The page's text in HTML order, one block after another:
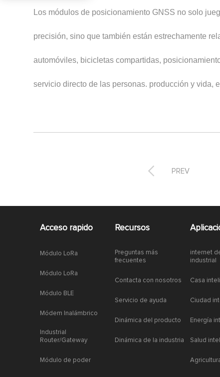
Los módulos de posicionamiento GNSS no solo
precisión, sino que también están estrechamente
automóviles, bicicletas compartidas,
servicio directo de las personas. producción y vida,
 PREV
Acceso rapido
Módulo LoRa
Módulo LoRa
Módulo BLE
Módem Inalámbrico
Industrial
Router/Gateway
Módulo de poder
Recursos
Preguntas más
frecuentes
Contacta con nosotros
Servicio de ayuda
Dinámica del producto
Dinámica de la industria
internet
industrial
Casa
Ciudad
Energía
Salud